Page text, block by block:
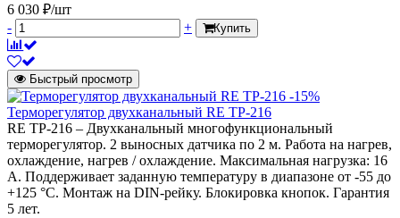
6 030 ₽/шт
-
+ Купить
Быстрый просмотр
-15%
Терморегулятор двухканальный RE ТР-216
RE ТР-216 – Двухканальный многофункциональный
терморегулятор. 2 выносных датчика по 2 м. Работа на нагрев,
охлаждение, нагрев / охлаждение. Максимальная нагрузка: 16
А. Поддерживает заданную температуру в диапазоне от -55 до
+125 °С. Монтаж на DIN-рейку. Блокировка кнопок. Гарантия
5 лет.